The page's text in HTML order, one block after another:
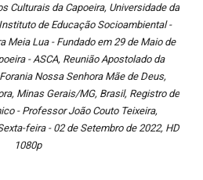
Culturais da Capoeira, Universidade da
de Educação Socioambiental -
Meia Lua - Fundado em 29 de Maio de
- ASCA, Reunião Apostolado da
Nossa Senhora Mãe de Deus,
Minas Gerais/MG, Brasil, Registro de
- Professor João Couto Teixeira,
feira - 02 de Setembro de 2022, HD
1080p